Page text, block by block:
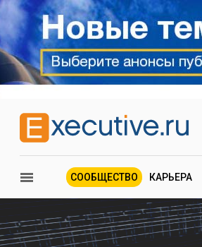
СООБЩЕСТВО КАРЬЕРА